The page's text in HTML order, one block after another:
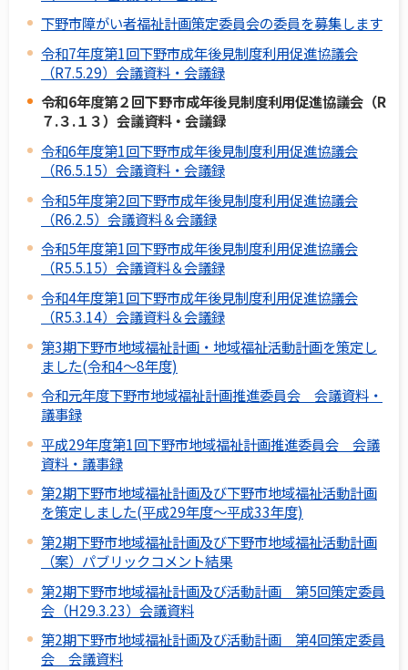
下野市障がい者福祉計画策定委員会の委員を募集します
令和7年度第1回下野市成年後見制度利用促進協議会
（R7.5.29）会議資料・会議録
令和6年度第２回下野市成年後見制度利用促進協議会（R
７.３.１３）会議資料・会議録
令和6年度第1回下野市成年後見制度利用促進協議会
（R6.5.15）会議資料・会議録
令和5年度第2回下野市成年後見制度利用促進協議会
（R6.2.5）会議資料＆会議録
令和5年度第1回下野市成年後見制度利用促進協議会
（R5.5.15）会議資料＆会議録
令和4年度第1回下野市成年後見制度利用促進協議会
（R5.3.14）会議資料＆会議録
第3期下野市地域福祉計画・地域福祉活動計画を策定し
ました(令和4～8年度)
令和元年度下野市地域福祉計画推進委員会 会議資料・
議事録
平成29年度第1回下野市地域福祉計画推進委員会 会議
資料・議事録
第2期下野市地域福祉計画及び下野市地域福祉活動計画
を策定しました(平成29年度～平成33年度)
第2期下野市地域福祉計画及び下野市地域福祉活動計画
（案）パブリックコメント結果
第2期下野市地域福祉計画及び活動計画 第5回策定委員
会（H29.3.23）会議資料
第2期下野市地域福祉計画及び活動計画 第4回策定委員
会 会議資料